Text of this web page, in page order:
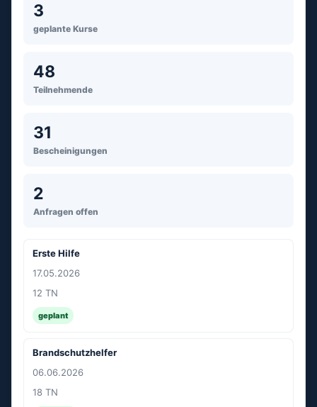
3
geplante Kurse
48
Teilnehmende
31
Bescheinigungen
2
Anfragen offen
Erste Hilfe
17.05.2026
12 TN
geplant
Brandschutzhelfer
06.06.2026
18 TN